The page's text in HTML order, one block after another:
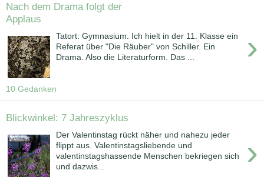
Nach dem Drama folgt der
Applaus
›
Tatort: Gymnasium. Ich hielt in der 11. Klasse ein
Referat über "Die Räuber" von Schiller. Ein
Drama. Also die Literaturform. Das ...
10 Gedanken
Blickwinkel: 7 Jahreszyklus
›
Der Valentinstag rückt näher und nahezu jeder
flippt aus. Valentinstagsliebende und
valentinstagshassende Menschen bekriegen sich
und dazwis...